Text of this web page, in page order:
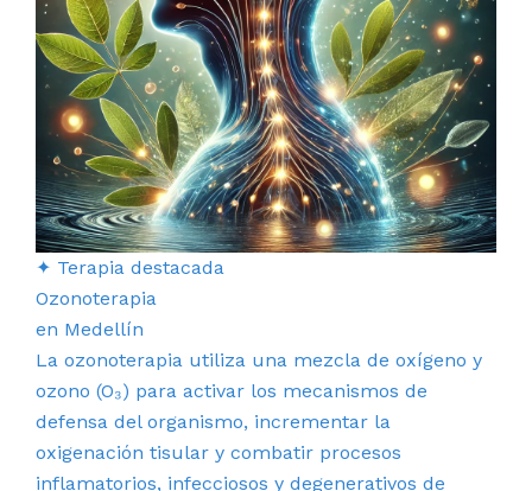
✦ Terapia destacada
Ozonoterapia
en Medellín
La ozonoterapia utiliza una mezcla de oxígeno y
ozono (O₃) para activar los mecanismos de
defensa del organismo, incrementar la
oxigenación tisular y combatir procesos
inflamatorios, infecciosos y degenerativos de